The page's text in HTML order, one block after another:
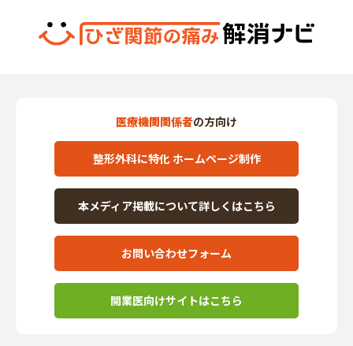
医療機関関係者の方向け
整形外科に特化 ホームページ制作
本メディア掲載について詳しくはこちら
お問い合わせフォーム
開業医向けサイトはこちら